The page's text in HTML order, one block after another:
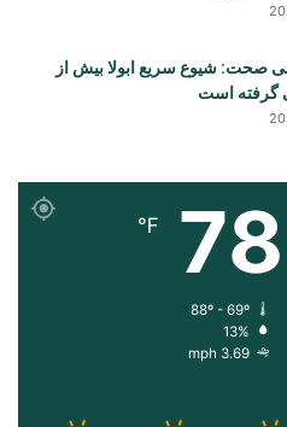
صحت: شیوع سریع ابولا بیش از
78
℉
13%
3.69 mph